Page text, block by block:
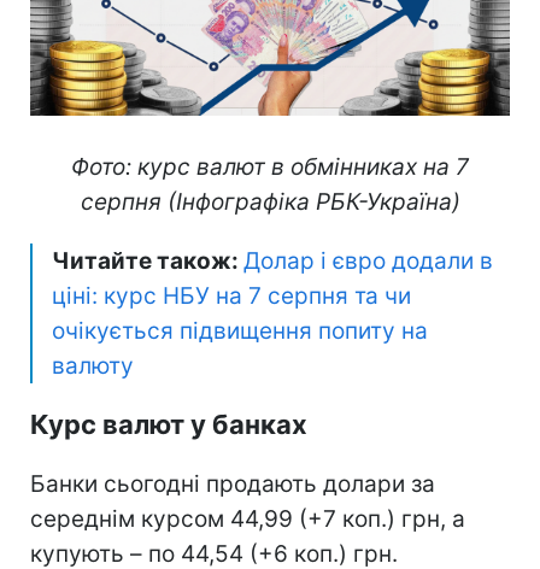
Фото: курс валют в обмінниках на 7
серпня (Інфографіка РБК-Україна)
Читайте також: Долар і євро додали в
ціні: курс НБУ на 7 серпня та чи
очікується підвищення попиту на
валюту
Курс валют у банках
Банки сьогодні продають долари за
середнім курсом 44,99 (+7 коп.) грн, а
купують – по 44,54 (+6 коп.) грн.